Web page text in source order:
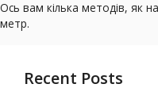
Recent Posts